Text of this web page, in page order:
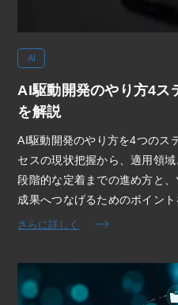
AI
AI駆動開発のやり方4ス
を解説
AI駆動開発のやり方を4つのス
セスの現状把握から、適用領
段階的な定着までの進め方と
成果へつなげるためのポイント
さらに詳しく